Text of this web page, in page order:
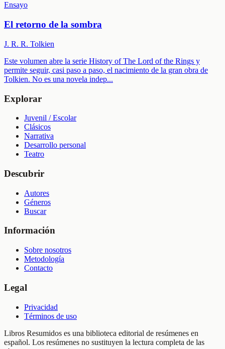
Ensayo
El retorno de la sombra
J. R. R. Tolkien
Este volumen abre la serie History of The Lord of the Rings y
permite seguir, casi paso a paso, el nacimiento de la gran obra de
Tolkien. No es una novela indep...
Explorar
Juvenil / Escolar
Clásicos
Narrativa
Desarrollo personal
Teatro
Descubrir
Autores
Géneros
Buscar
Información
Sobre nosotros
Metodología
Contacto
Legal
Privacidad
Términos de uso
Libros Resumidos es una biblioteca editorial de resúmenes en
español. Los resúmenes no sustituyen la lectura completa de las